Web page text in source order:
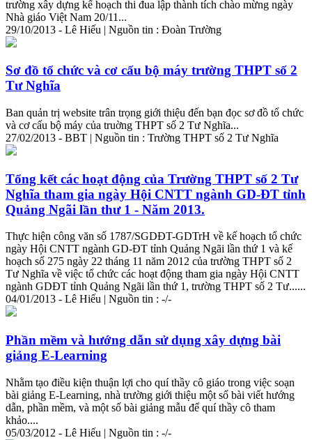
trường xây dựng kế hoạch thi đua lập thành tích chào mừng ngày
Nhà giáo Việt Nam 20/11...
29/10/2013 - Lê Hiếu | Nguồn tin : Đoàn Trường
Sơ đồ tổ chức và cơ cấu bộ máy trường THPT số 2
Tư Nghĩa
Ban quản trị website trân trọng giới thiệu đến bạn đọc sơ đồ tổ chức
và cơ cấu bộ máy của truờng THPT số 2 Tư Nghĩa...
27/02/2013 - BBT | Nguồn tin : Trường THPT số 2 Tư Nghĩa
Tổng kết các hoạt động của Trường THPT số 2 Tư
Nghĩa tham gia ngày Hội CNTT ngành GD-ĐT tỉnh
Quảng Ngãi lần thư 1 - Năm 2013.
Thực hiện công văn số 1787/SGDĐT-GDTrH về kế hoạch tổ chức
ngày Hội CNTT ngành GD-ĐT tỉnh Quảng Ngãi lần thứ 1 và kế
hoạch số 275 ngày 22 tháng 11 năm 2012 của trường THPT số 2
Tư Nghĩa về việc tổ chức các hoạt động tham gia ngày Hội CNTT
ngành GDĐT tỉnh Quảng Ngãi lần thứ 1, trường THPT số 2 Tư......
04/01/2013 - Lê Hiếu | Nguồn tin : -/-
Phần mềm và hướng dẫn sử dụng xây dựng bài
giảng E-Learning
Nhằm tạo điều kiện thuận lợi cho quí thầy cô giáo trong việc soạn
bài giảng E-Learning, nhà trường giới thiệu một số bài viết hướng
dẫn, phần mềm, và một số bài giảng mẫu để quí thầy cô tham
khảo....
05/03/2012 - Lê Hiếu | Nguồn tin : -/-